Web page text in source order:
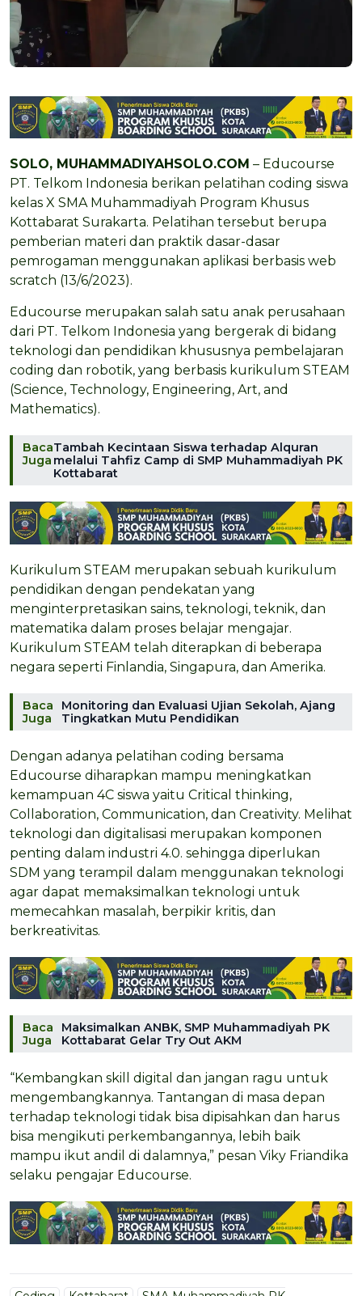
SOLO, MUHAMMADIYAHSOLO.COM – Educourse
PT. Telkom Indonesia berikan pelatihan coding siswa
kelas X SMA Muhammadiyah Program Khusus
Kottabarat Surakarta. Pelatihan tersebut berupa
pemberian materi dan praktik dasar-dasar
pemrogaman menggunakan aplikasi berbasis web
scratch (13/6/2023).
Educourse merupakan salah satu anak perusahaan
dari PT. Telkom Indonesia yang bergerak di bidang
teknologi dan pendidikan khususnya pembelajaran
coding dan robotik, yang berbasis kurikulum STEAM
(Science, Technology, Engineering, Art, and
Mathematics).
Baca
Juga
Tambah Kecintaan Siswa terhadap Alquran
melalui Tahfiz Camp di SMP Muhammadiyah PK
Kottabarat
Kurikulum STEAM merupakan sebuah kurikulum
pendidikan dengan pendekatan yang
menginterpretasikan sains, teknologi, teknik, dan
matematika dalam proses belajar mengajar.
Kurikulum STEAM telah diterapkan di beberapa
negara seperti Finlandia, Singapura, dan Amerika.
Baca
Juga
Monitoring dan Evaluasi Ujian Sekolah, Ajang
Tingkatkan Mutu Pendidikan
Dengan adanya pelatihan coding bersama
Educourse diharapkan mampu meningkatkan
kemampuan 4C siswa yaitu Critical thinking,
Collaboration, Communication, dan Creativity. Melihat
teknologi dan digitalisasi merupakan komponen
penting dalam industri 4.0. sehingga diperlukan
SDM yang terampil dalam menggunakan teknologi
agar dapat memaksimalkan teknologi untuk
memecahkan masalah, berpikir kritis, dan
berkreativitas.
Baca
Juga
Maksimalkan ANBK, SMP Muhammadiyah PK
Kottabarat Gelar Try Out AKM
“Kembangkan skill digital dan jangan ragu untuk
mengembangkannya. Tantangan di masa depan
terhadap teknologi tidak bisa dipisahkan dan harus
bisa mengikuti perkembangannya, lebih baik
mampu ikut andil di dalamnya,” pesan Viky Friandika
selaku pengajar Educourse.